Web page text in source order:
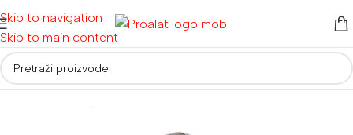
Skip to navigation
Skip to main content
Početna/ Električni alati